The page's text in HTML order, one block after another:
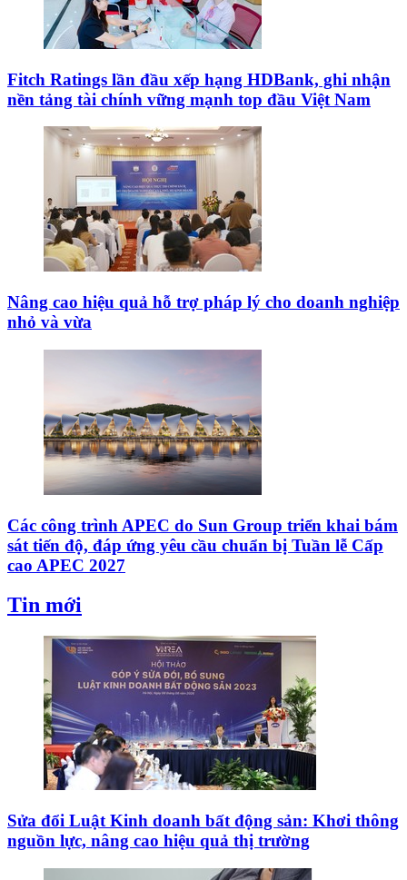
Fitch Ratings lần đầu xếp hạng HDBank, ghi nhận
nền tảng tài chính vững mạnh top đầu Việt Nam
Nâng cao hiệu quả hỗ trợ pháp lý cho doanh nghiệp
nhỏ và vừa
Các công trình APEC do Sun Group triển khai bám
sát tiến độ, đáp ứng yêu cầu chuẩn bị Tuần lễ Cấp
cao APEC 2027
Tin mới
Sửa đổi Luật Kinh doanh bất động sản: Khơi thông
nguồn lực, nâng cao hiệu quả thị trường